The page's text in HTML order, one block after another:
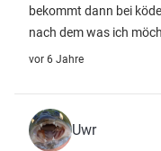
bekommt dann bei
nach dem was ich
vor 6 Jahre
Uwr